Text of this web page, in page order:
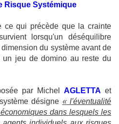
Risque Systémique
ce qui précède que la crainte
lorsqu'un déséquilibre
du système avant de
un jeu de domino au reste du
par Michel AGLETTA et
désigne « l'éventualité
dans lesquels les